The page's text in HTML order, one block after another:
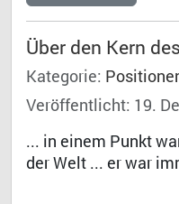
Über den Kern
Kategorie:
Veröffentlicht: 19.
... in einem Punkt
der Welt ... er war